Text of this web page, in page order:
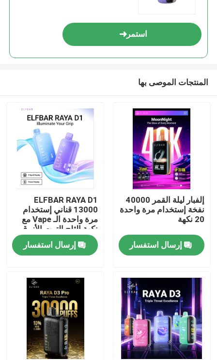
المنتجات
أشرطة فيديو
حول بنا
استمر
المنتجات الموصى بها
إلفبار ليلة القمر 40000
نفخة إستخدام مرة واحدة
20 نكهة
إرسال استفسار
ELFBAR RAYA D1
13000 قناني إستخدام
مرة واحدة الـ Vape مع
نكهة الثلج التوت الأزرق
إرسال استفسار